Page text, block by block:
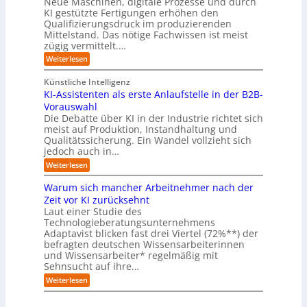
e
r
s
t
e
l
r
n
e
r
I
n
d
u
s
t
r
i
e
e
r
m
ö
g
l
i
c
h
e
n
h
s
e
n
d
e
R
a
n
s
o
m
w
a
r
e
-
G
f
a
h
r
b
o
t
e
r
a
t
o
r
t
e
r
l
i
c
h
e
r
u
n
d
u
n
b
e
q
u
e
m
e
r
)
B
l
i
c
k
a
u
f
KI gestützte Fertigungen erhöhen den
Qualifizierungsdruck im produzierenden
Mittelstand. Das nötige Fachwissen ist meist
zügig vermittelt.…
Weiterlesen:
L
e
r
n
e
n
m
u
s
s
a
u
h
A
b
l
ä
u
f
e
v
e
r
Künstliche Intelligenz
KI-Assistenten als erste Anlaufstelle in der B2B-
Vorauswahl
Die Debatte über KI in der Industrie richtet sich
meist auf Produktion, Instandhaltung und
Qualitätssicherung. Ein Wandel vollzieht sich
jedoch auch in…
Weiterlesen:
K
-
A
s
s
i
s
t
e
n
t
e
Warum sich mancher Arbeitnehmer nach der
Zeit vor KI zurücksehnt
Laut einer Studie des
Technologieberatungsunternehmens
Adaptavist blicken fast drei Viertel (72%**) der
befragten deutschen Wissensarbeiterinnen
und Wissensarbeiter* regelmäßig mit
Sehnsucht auf ihre…
Weiterlesen:
W